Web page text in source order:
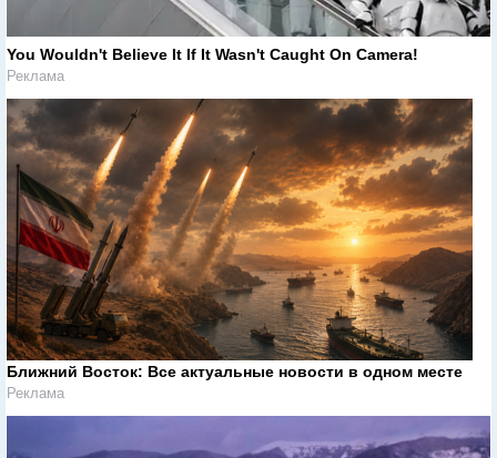
You Wouldn't Believe It If It Wasn't Caught On Camera!
Реклама
Ближний Восток: Все актуальные новости в одном месте
Реклама